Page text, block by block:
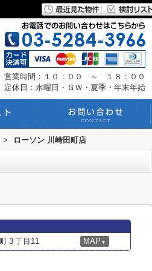
営業時間：１０：００ ～ １８：００
定休日：水曜日・ＧＷ・夏季・年末年始
> ローソン 川崎田町店
３丁目11 MAP ▼